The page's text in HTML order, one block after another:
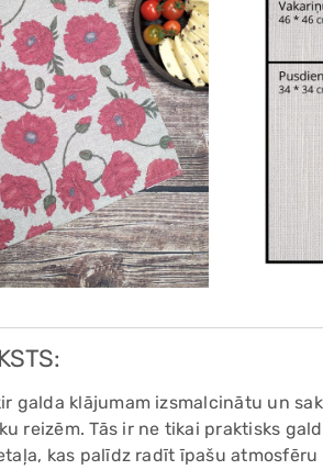
galda klājumam izsmalcinātu un
reizēm. Tās ir ne tikai praktisks
kas palīdz radīt īpašu atmosfēru